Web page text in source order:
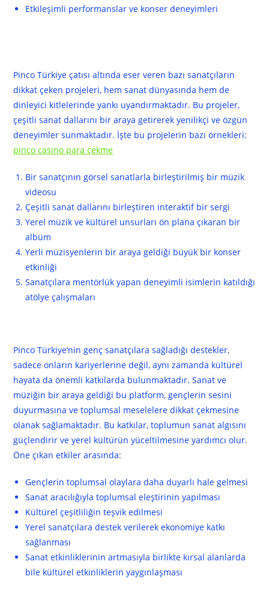
Etkileşimli performanslar ve konser deneyimleri
Pinco Türkiye çatısı altında eser veren bazı sanatçıların
dikkat çeken projeleri, hem sanat dünyasında hem de
dinleyici kitlelerinde yankı uyandırmaktadır. Bu projeler,
çeşitli sanat dallarını bir araya getirerek yenilikçi ve özgün
deneyimler sunmaktadır. İşte bu projelerin bazı örnekleri:
pinco casino para çekme
Bir sanatçının görsel sanatlarla birleştirilmiş bir müzik
videosu
Çeşitli sanat dallarını birleştiren interaktif bir sergi
Yerel müzik ve kültürel unsurları ön plana çıkaran bir
albüm
Yerli müzisyenlerin bir araya geldiği büyük bir konser
etkinliği
Sanatçılara mentörlük yapan deneyimli isimlerin katıldığı
atölye çalışmaları
Pinco Türkiye’nin genç sanatçılara sağladığı destekler,
sadece onların kariyerlerine değil, aynı zamanda kültürel
hayata da önemli katkılarda bulunmaktadır. Sanat ve
müziğin bir araya geldiği bu platform, gençlerin sesini
duyurmasına ve toplumsal meselelere dikkat çekmesine
olanak sağlamaktadır. Bu katkılar, toplumun sanat algısını
güçlendirir ve yerel kültürün yüceltilmesine yardımcı olur.
Öne çıkan etkiler arasında:
Gençlerin toplumsal olaylara daha duyarlı hale gelmesi
Sanat aracılığıyla toplumsal eleştirinin yapılması
Kültürel çeşitliliğin teşvik edilmesi
Yerel sanatçılara destek verilerek ekonomiye katkı
sağlanması
Sanat etkinliklerinin artmasıyla birlikte kırsal alanlarda
bile kültürel etkinliklerin yaygınlaşması